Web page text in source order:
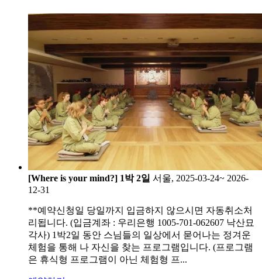
전화:02-763-3109
[Where is your mind?] 1박 2일 서울, 2025-03-24~ 2026-
12-31
**예약신청일 당일까지 입금하지 않으시면 자동취소처
리됩니다. (입금계좌 : 우리은행 1005-701-062607 낙산묘
각사) 1박2일 동안 스님들의 일상에서 묻어나는 정겨운
체험을 통해 나 자신을 찾는 프로그램입니다. (프로그램
은 휴식형 프로그램이 아닌 체험형 프...